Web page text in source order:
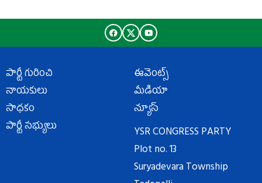
పార్టీ గురించి
నాయకులు
సాధకం
పార్టీ సభ్యులు
ఈవెంట్స్
మీడియా
న్యూస్
YSR CONGRESS PARTY
Plot no. 13
Suryadevara Township